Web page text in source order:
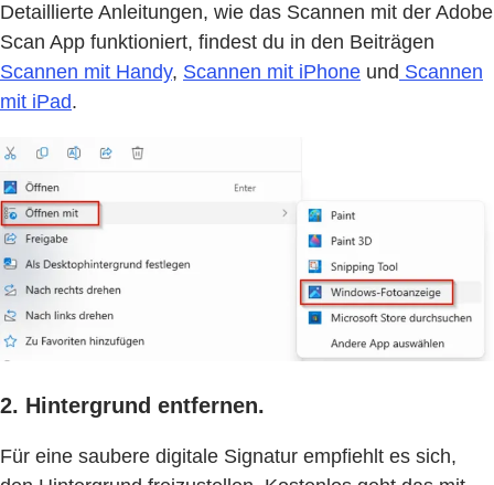
Detaillierte Anleitungen, wie das Scannen mit der Adobe
Scan App funktioniert, findest du in den Beiträgen
Scannen mit Handy, Scannen mit iPhone und Scannen
mit iPad.
2. Hintergrund entfernen.
Für eine saubere digitale Signatur empfiehlt es sich,